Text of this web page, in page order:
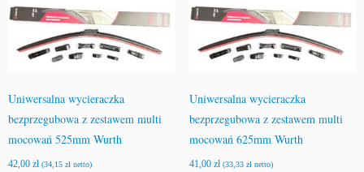
Uniwersalna wycieraczka
bezprzegubowa z zestawem multi
mocowań 525mm Wurth
42,00 zł (34,15 zł netto)
Uniwersalna wycieraczka
bezprzegubowa z zestawem multi
mocowań 625mm Wurth
41,00 zł (33,33 złnetto)